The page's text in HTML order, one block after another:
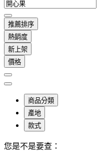
推薦排序
熱銷度
新上架
價格
商品分類
產地
款式
您是不是要查：